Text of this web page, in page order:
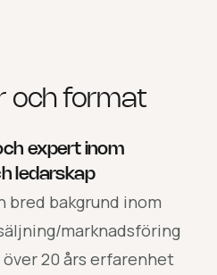
och format
expert inom
ledarskap
bred bakgrund inom
marknadsföring
20 års erfarenhet